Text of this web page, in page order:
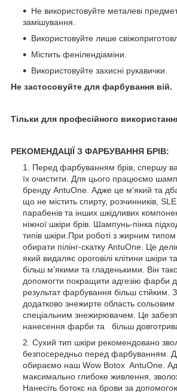
Не використовуйте металеві
замішування.
Використовуйте лише
Містить фенілендіаміни.
Використовуйте захисні рукавички.
Не застосовуйте для фарбування вій.
Тільки для професійного
РЕКОМЕНДАЦІЇ З ФАРБУВАННЯ БРІВ:
Перед фарбуванням брів, спершу
їх очистити. Для цього працюємо
бренду AntuOne. Адже це м'який та
що не містить спирту, розчинників,
парабенів та інших шкідливих
ніжної шкіри брів. Шампунь-пінка
типів шкіри.При роботі з жирним
обирати пілінг-скатку AntuOne. Це
який видаляє ороговілі клітини шкіри
більш м’якими та гладенькими. Він
допомогти покращити адгезію фарби
результат фарбування більш стійким.
додатково знежирте область
спеціальним знежирювачем. Це
нанесення фарби та більш
Сухий тип шкіри рекомендовано
безпосередньо перед фарбуванням.
обираємо наш Wow Botox AntuOne.
максимально глибоке живлення,
Нанесіть ботокс на брови за